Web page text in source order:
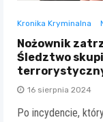
Kronika Kryminalna
Nożownik
Śledztwo
16 sierpnia 2024
Po incydencie,